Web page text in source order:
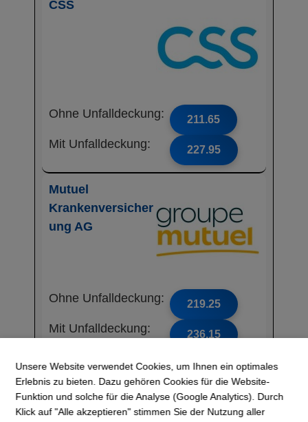
CSS
Ohne Unfalldeckung: 211.65
Mit Unfalldeckung: 227.95
Mutuel
Krankenversicher
ung AG
Ohne Unfalldeckung: 219.25
Mit Unfalldeckung: 236.15
ÖKK
Unsere Website verwendet Cookies, um Ihnen ein optimales
Erlebnis zu bieten. Dazu gehören Cookies für die Website-
Funktion und solche für die Analyse (Google Analytics). Durch
Klick auf "Alle akzeptieren" stimmen Sie der Nutzung aller